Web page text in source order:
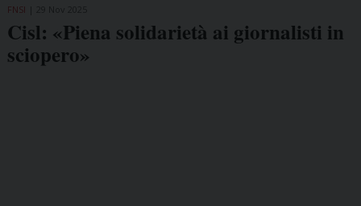
FNSI
Cisl: «Piena solidarietà ai giornalisti in
sciopero»